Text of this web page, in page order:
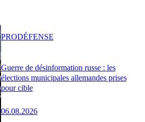
Guerre de désinformation russe : les
élections municipales allemandes prises
pour cible
06.08.2026
PRODÉFENSE